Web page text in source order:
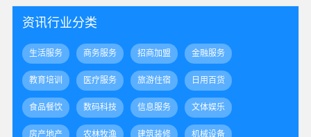
资讯行业分类
生活服务 商务服务 招商加盟 金融服务
教育培训 医疗服务 旅游住宿 日用百货
食品餐饮 数码科技 信息服务 文体娱乐
房产地产 农林牧渔 建筑装修 机械设备